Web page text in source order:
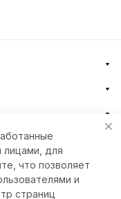
лицами, для
что позволяет
и
страниц